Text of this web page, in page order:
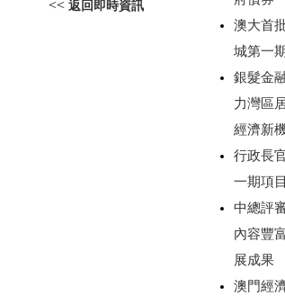
<< 返回即時資訊
澳大首
城第一
銀髮金
力灣區
經濟新
行政長
一期項
中總評
內容豐
展成果
澳門經